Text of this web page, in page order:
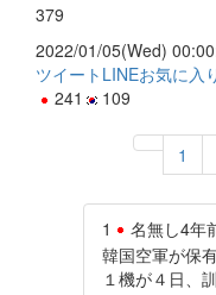
379
2022/01/05(Wed)
ツイート LINEお気に入
241
109
1
1 名無し4年
韓国空軍が保
１機が４日、